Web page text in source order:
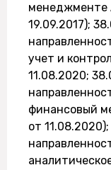
19.09.2017);
учет и
11.08.2020;
финансовый
от